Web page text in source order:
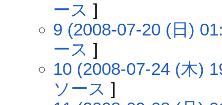
ース ]
9 (2008-07-20 (日)
ース ]
10 (2008-07-24 (木)
ソース ]